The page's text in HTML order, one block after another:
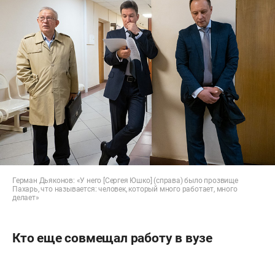
Герман Дьяконов: «У него [Сергея Юшко] (справа) было прозвище
Пахарь, что называется: человек, который много работает, много
делает»
Кто еще совмещал работу в вузе